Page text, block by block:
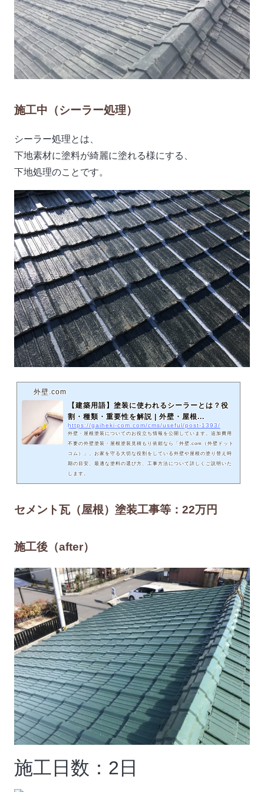
施工中（シーラー処理）
シーラー処理とは、
下地素材に塗料が綺麗に塗れる様にする、
下地処理のことです。
外壁.com
【建築用語】塗装に使われるシーラーとは？役
割・種類・重要性を解説 | 外壁・屋根...
https://gaiheki-com.com/cms/useful/post-1393/
外壁・屋根塗装についてのお役立ち情報を公開しています。追加費用
不要の外壁塗装・屋根塗装見積もり依頼なら「外壁.com（外壁ドット
コム）」。お家を守る大切な役割をしている外壁や屋根の塗り替え時
期の目安、最適な塗料の選び方、工事方法について詳しくご説明いた
します。
セメント瓦（屋根）塗装工事等：22万円
施工後（after）
施工日数：2日